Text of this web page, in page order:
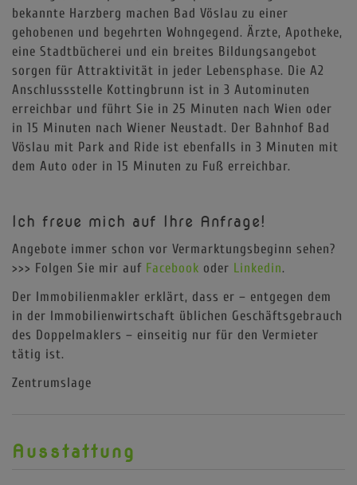
bekannte Harzberg machen Bad Vöslau zu einer
gehobenen und begehrten Wohngegend. Ärzte, Apotheke,
eine Stadtbücherei und ein breites Bildungsangebot
sorgen für Attraktivität in jeder Lebensphase. Die A2
Anschlussstelle Kottingbrunn ist in 3 Autominuten
erreichbar und führt Sie in 25 Minuten nach Wien oder
in 15 Minuten nach Wiener Neustadt. Der Bahnhof Bad
Vöslau mit Park and Ride ist ebenfalls in 3 Minuten mit
dem Auto oder in 15 Minuten zu Fuß erreichbar.
Ich freue mich auf Ihre Anfrage!
Angebote immer schon vor Vermarktungsbeginn sehen?
>>> Folgen Sie mir auf Facebook oder Linkedin.
Der Immobilienmakler erklärt, dass er – entgegen dem
in der Immobilienwirtschaft üblichen Geschäftsgebrauch
des Doppelmaklers – einseitig nur für den Vermieter
tätig ist.
Zentrumslage
Ausstattung